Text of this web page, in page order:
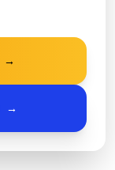
→
→